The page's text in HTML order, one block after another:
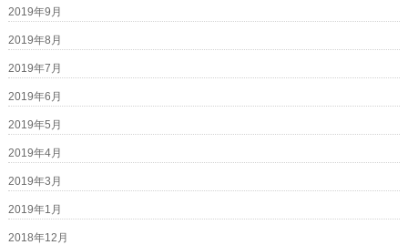
2019年9月
2019年8月
2019年7月
2019年6月
2019年5月
2019年4月
2019年3月
2019年1月
2018年12月